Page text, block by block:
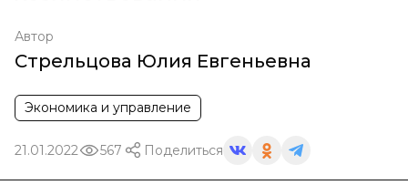
Автор
Стрельцова Юлия Евгеньевна
Экономика и управление
21.01.2022 567 Поделиться